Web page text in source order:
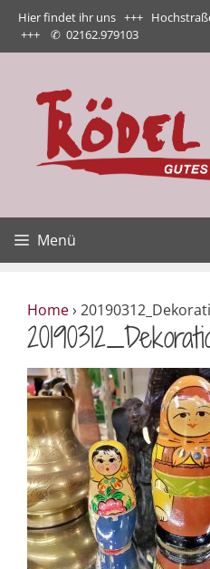
Zum
Inhalt
springen
Hier findet ihr uns +++
+++ ✆ 02162.979103
Menü
Home›